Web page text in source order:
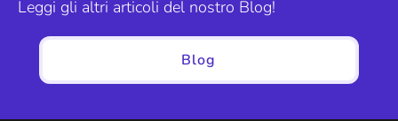
Leggi gli altri articoli del nostro Blog!
Blog